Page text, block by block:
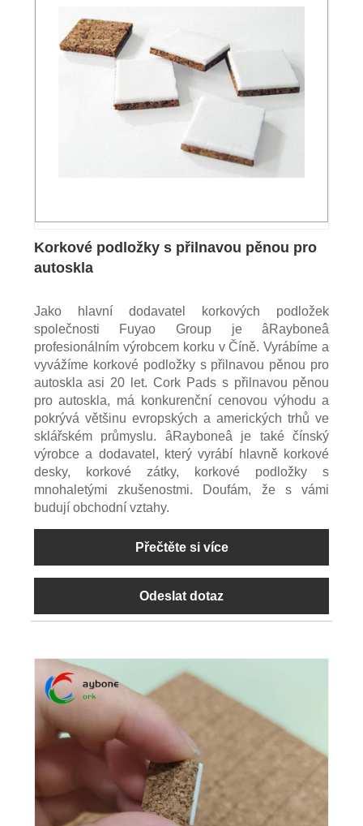
Korkové podložky s přilnavou pěnou pro
autoskla
Jako hlavní dodavatel korkových podložek
společnosti Fuyao Group je âRayboneâ
profesionálním výrobcem korku v Číně. Vyrábíme a
vyvážíme korkové podložky s přilnavou pěnou pro
autoskla asi 20 let. Cork Pads s přilnavou pěnou
pro autoskla, má konkurenční cenovou výhodu a
pokrývá většinu evropských a amerických trhů ve
sklářském průmyslu. âRayboneâ je také čínský
výrobce a dodavatel, který vyrábí hlavně korkové
desky, korkové zátky, korkové podložky s
mnohaletými zkušenostmi. Doufám, že s vámi
budují obchodní vztahy.
Přečtěte si více
Odeslat dotaz